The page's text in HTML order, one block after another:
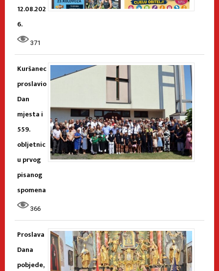
12.08.202
6.
371
Kuršanec
proslavio
Dan
mjesta i
559.
obljetnic
u prvog
pisanog
spomena
366
Proslava
Dana
pobjede,